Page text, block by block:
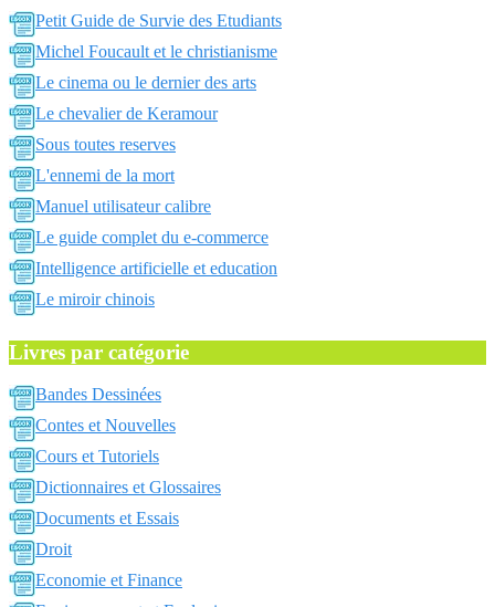
Petit Guide de Survie des Etudiants
Michel Foucault et le christianisme
Le cinema ou le dernier des arts
Le chevalier de Keramour
Sous toutes reserves
L'ennemi de la mort
Manuel utilisateur calibre
Le guide complet du e-commerce
Intelligence artificielle et education
Le miroir chinois
Livres par catégorie
Bandes Dessinées
Contes et Nouvelles
Cours et Tutoriels
Dictionnaires et Glossaires
Documents et Essais
Droit
Economie et Finance